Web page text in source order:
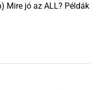
Mire jó az ALL? Példák